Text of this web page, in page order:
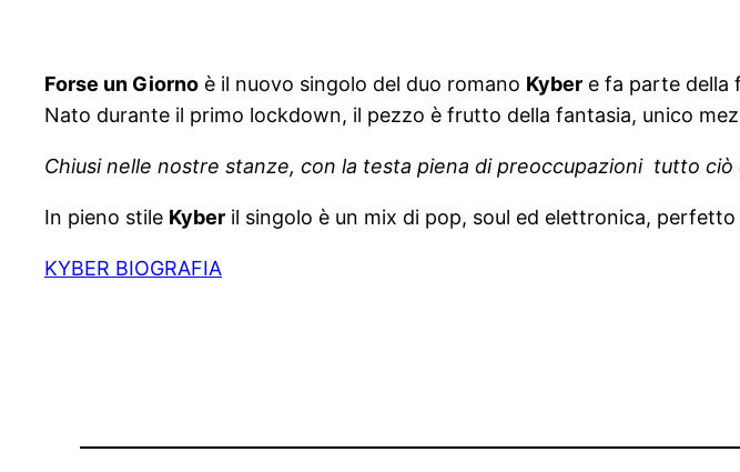
Forse un Giorno è il nuovo singolo del duo romano Kyber e fa parte della
Nato durante il primo lockdown, il pezzo è frutto della fantasia, unico
Chiusi nelle nostre stanze, con la testa piena di preoccupazioni tutto
In pieno stile Kyber il singolo è un mix di pop, soul ed elettronica,
KYBER BIOGRAFIA